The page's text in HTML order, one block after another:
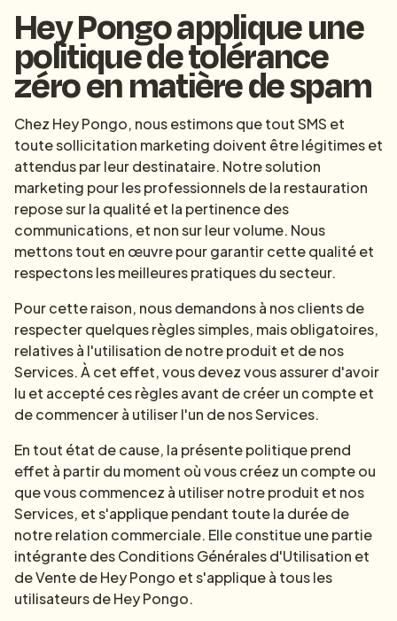
Hey Pongo applique une
politique de tolérance
zéro en matière de spam
Chez Hey Pongo, nous estimons que tout SMS et
toute sollicitation marketing doivent être légitimes et
attendus par leur destinataire. Notre solution
marketing pour les professionnels de la restauration
repose sur la qualité et la pertinence des
communications, et non sur leur volume. Nous
mettons tout en œuvre pour garantir cette qualité et
respectons les meilleures pratiques du secteur.
Pour cette raison, nous demandons à nos clients de
respecter quelques règles simples, mais obligatoires,
relatives à l'utilisation de notre produit et de nos
Services. À cet effet, vous devez vous assurer d'avoir
lu et accepté ces règles avant de créer un compte et
de commencer à utiliser l'un de nos Services.
En tout état de cause, la présente politique prend
effet à partir du moment où vous créez un compte ou
que vous commencez à utiliser notre produit et nos
Services, et s'applique pendant toute la durée de
notre relation commerciale. Elle constitue une partie
intégrante des Conditions Générales d'Utilisation et
de Vente de Hey Pongo et s'applique à tous les
utilisateurs de Hey Pongo.